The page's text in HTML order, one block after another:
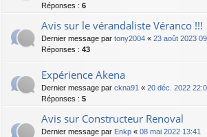
Réponses : 6
Avis sur le vérandaliste Véranco !!!
Dernier message par tony2004 « 23 août 2023
Réponses : 43
Expérience Akena
Dernier message par ckna91 « 20 déc. 2022
Réponses : 5
Avis sur Constructeur Renoval
Dernier message par Enkp « 08 mai 2022 13:41